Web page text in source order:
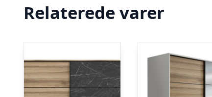
Relaterede varer